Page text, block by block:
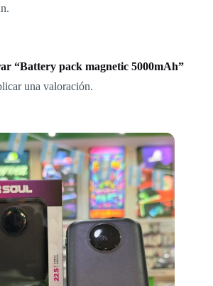
“Battery pack magnetic 5000mAh”
una valoración.